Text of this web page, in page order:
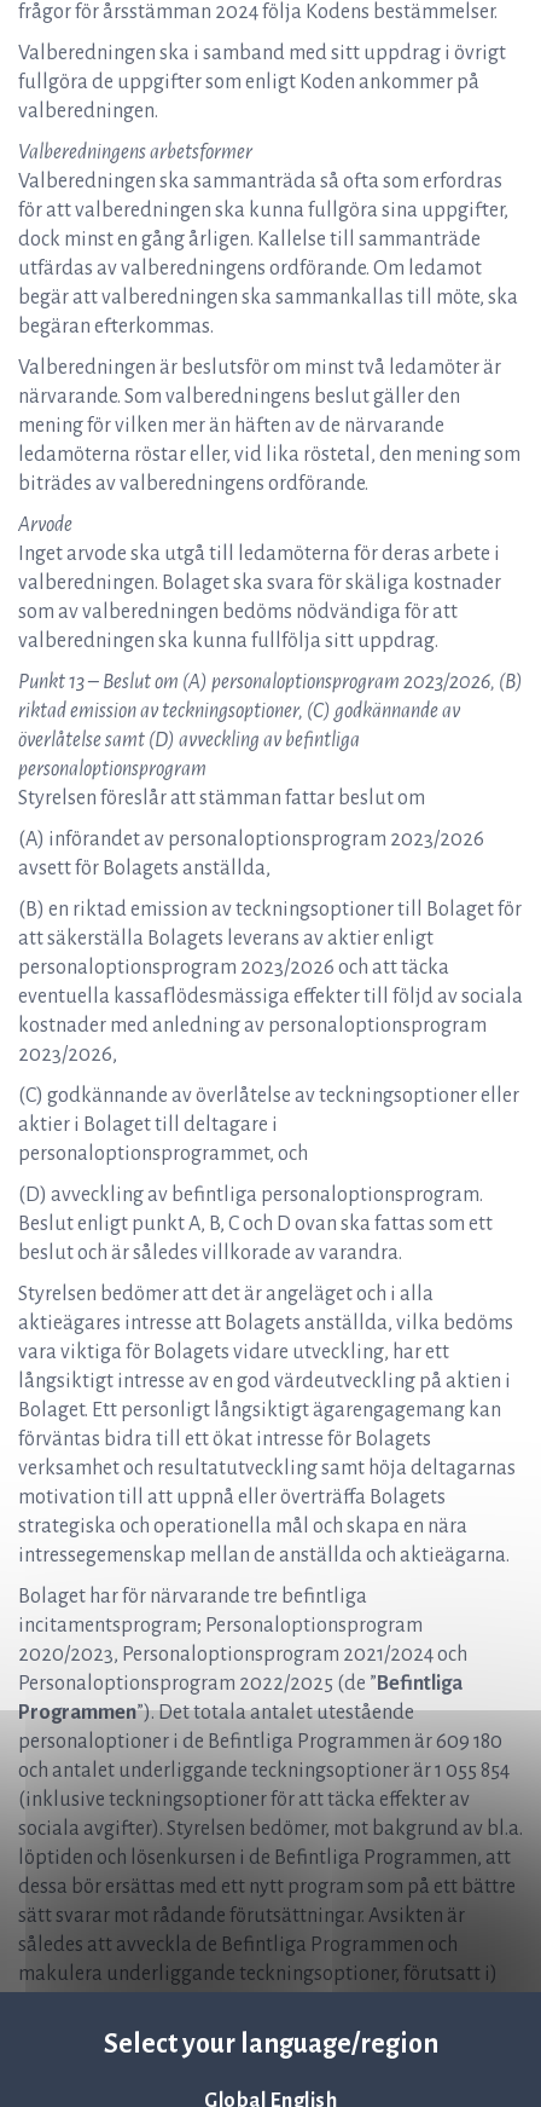
Select your language/region
Global English
frågor för årsstämman 2024 följa Kodens bestämmelser.
Valberedningen ska i samband med sitt uppdrag i övrigt
fullgöra de uppgifter som enligt Koden ankommer på
valberedningen.
Valberedningens arbetsformer
Valberedningen ska sammanträda så ofta som erfordras
för att valberedningen ska kunna fullgöra sina uppgifter,
dock minst en gång årligen. Kallelse till sammanträde
utfärdas av valberedningens ordförande. Om ledamot
begär att valberedningen ska sammankallas till möte, ska
begäran efterkommas.
Valberedningen är beslutsför om minst två ledamöter är
närvarande. Som valberedningens beslut gäller den
mening för vilken mer än häften av de närvarande
ledamöterna röstar eller, vid lika röstetal, den mening som
biträdes av valberedningens ordförande.
Arvode
Inget arvode ska utgå till ledamöterna för deras arbete i
valberedningen. Bolaget ska svara för skäliga kostnader
som av valberedningen bedöms nödvändiga för att
valberedningen ska kunna fullfölja sitt uppdrag.
Punkt 13 – Beslut om (A) personaloptionsprogram 2023/2026, (B)
riktad emission av teckningsoptioner, (C) godkännande av
överlåtelse samt (D) avveckling av befintliga
personaloptionsprogram
Styrelsen föreslår att stämman fattar beslut om
(A) införandet av personaloptionsprogram 2023/2026
avsett för Bolagets anställda,
(B) en riktad emission av teckningsoptioner till Bolaget för
att säkerställa Bolagets leverans av aktier enligt
personaloptionsprogram 2023/2026 och att täcka
eventuella kassaflödesmässiga effekter till följd av sociala
kostnader med anledning av personaloptionsprogram
2023/2026,
(C) godkännande av överlåtelse av teckningsoptioner eller
aktier i Bolaget till deltagare i
personaloptionsprogrammet, och
(D) avveckling av befintliga personaloptionsprogram.
Beslut enligt punkt A, B, C och D ovan ska fattas som ett
beslut och är således villkorade av varandra.
Styrelsen bedömer att det är angeläget och i alla
aktieägares intresse att Bolagets anställda, vilka bedöms
vara viktiga för Bolagets vidare utveckling, har ett
långsiktigt intresse av en god värdeutveckling på aktien i
Bolaget. Ett personligt långsiktigt ägarengagemang kan
förväntas bidra till ett ökat intresse för Bolagets
verksamhet och resultatutveckling samt höja deltagarnas
motivation till att uppnå eller överträffa Bolagets
strategiska och operationella mål och skapa en nära
intressegemenskap mellan de anställda och aktieägarna.
Bolaget har för närvarande tre befintliga
incitamentsprogram; Personaloptionsprogram
2020/2023, Personaloptionsprogram 2021/2024 och
Personaloptionsprogram 2022/2025 (de ” Befintliga
Programmen”). Det totala antalet utestående
personaloptioner i de Befintliga Programmen är 609 180
och antalet underliggande teckningsoptioner är 1 055 854
(inklusive teckningsoptioner för att täcka effekter av
sociala avgifter). Styrelsen bedömer, mot bakgrund av bl.a.
löptiden och lösenkursen i de Befintliga Programmen, att
dessa bör ersättas med ett nytt program som på ett bättre
sätt svarar mot rådande förutsättningar. Avsikten är
således att avveckla de Befintliga Programmen och
makulera underliggande teckningsoptioner, förutsatt i)
personaloptionsprogram 2023/2026, ii) att stämman
fattar beslut om att avveckla de Befintliga Programmen,
och iii) att deltagarna i de Befintliga Programmen